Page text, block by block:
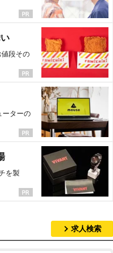
段その
ーターの
を製
求人検索